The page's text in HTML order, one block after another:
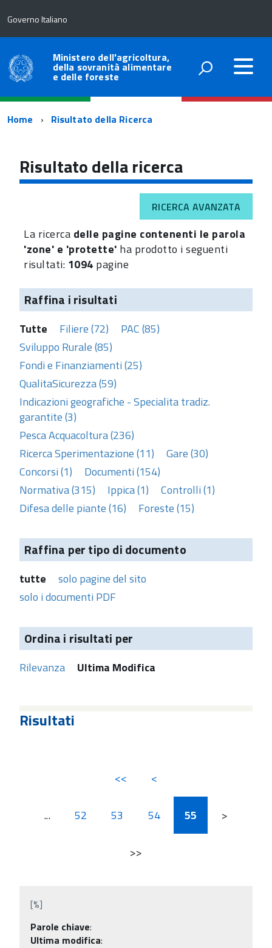
Governo Italiano
Ministero dell'agricoltura,
della sovranità alimentare
e delle foreste
Percorso
navigazione
Home Risultato della Ricerca
Risultato della ricerca
RICERCA AVANZATA
La ricerca delle pagine contenenti le parola
'zone' e 'protette' ha prodotto i seguenti
risultati: 1094 pagine
Raffina i risultati
Tutte Filiere (72)
PAC (85)
Sviluppo Rurale (85)
Fondi e Finanziamenti (25)
QualitaSicurezza (59)
Indicazioni geografiche - Specialita tradiz.
garantite (3)
Pesca Acquacoltura (236)
Ricerca Sperimentazione (11)
Gare (30)
Concorsi (1)
Documenti (154)
Normativa (315)
Ippica (1)
Controlli (1)
Difesa delle piante (16)
Foreste (15)
Raffina per tipo di documento
tutte
solo pagine del sito
solo i documenti PDF
Ordina i risultati per
Rilevanza Ultima Modifica
Risultati
<< <
... 52 53 54 55 >
>>
[%]
Parole chiave:
Ultima modifica: